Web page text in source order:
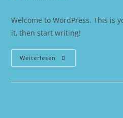
Welcome to WordPress. This is
it, then start writing!
Weiterlesen Hello
World!